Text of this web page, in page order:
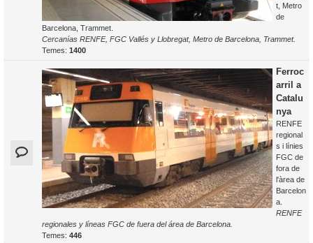
t, Metro
de
Barcelona, Trammet.
Cercanías RENFE, FGC Vallés y Llobregat, Metro de Barcelona, Trammet.
Temes: 1400
Ferroc
arril a
Catalu
nya
RENFE
regional
s i línies
FGC de
fora de
l'àrea de
Barcelon
a.
RENFE
regionales y líneas FGC de fuera del área de Barcelona.
Temes: 446